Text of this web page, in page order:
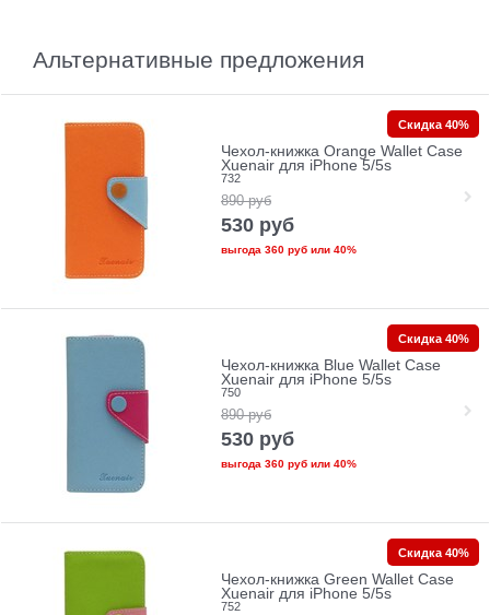
Альтернативные предложения
Чехол-книжка Orange Wallet Case
Xuenair для iPhone 5/5s
732
890 руб
530 руб
выгода 360 рубили 40%
Скидка 40%
Чехол-книжка Blue Wallet Case
Xuenair для iPhone 5/5s
750
890 руб
530 руб
выгода 360 рубили 40%
Скидка 40%
Чехол-книжка Green Wallet Case
Xuenair для iPhone 5/5s
752
Скидка 40%